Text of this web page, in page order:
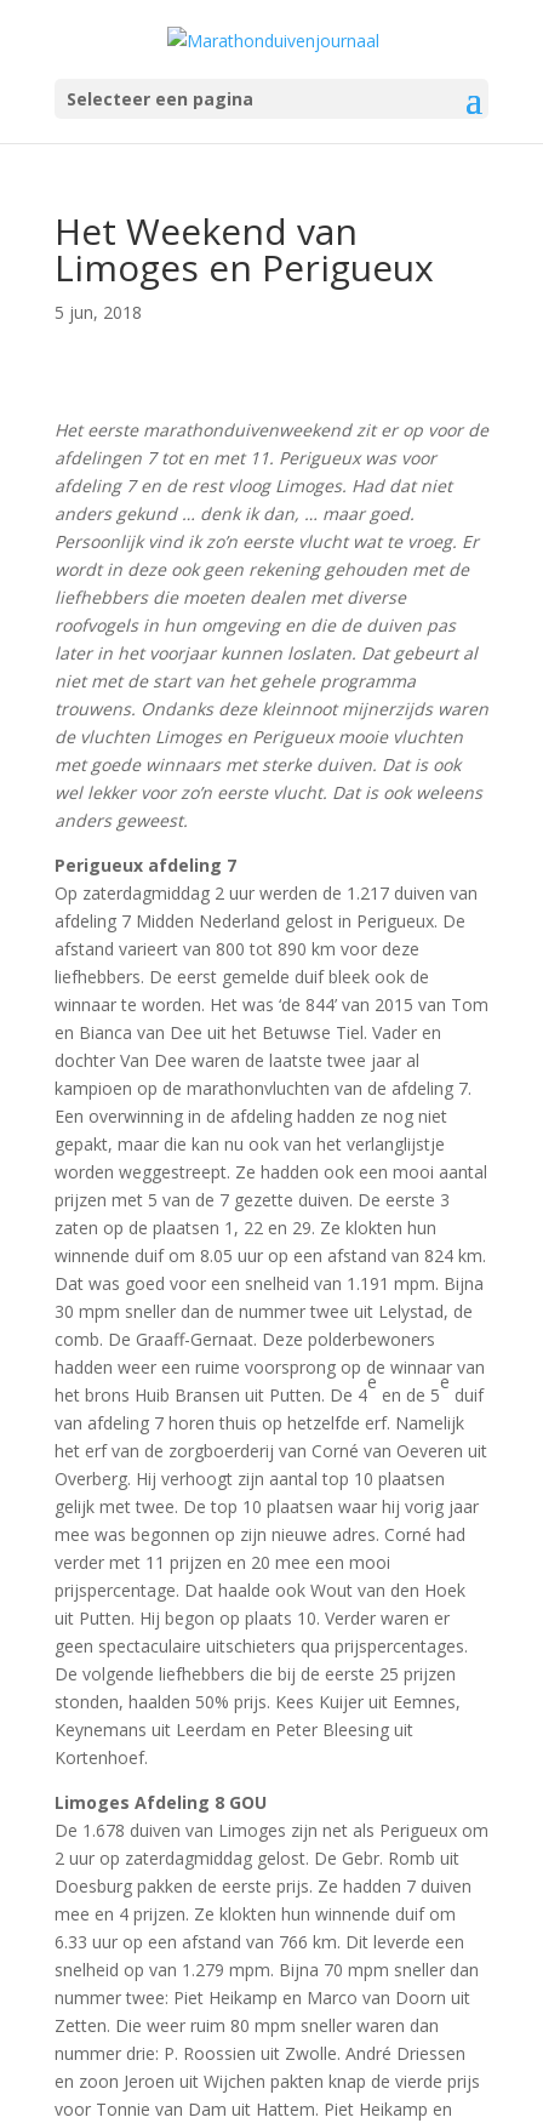
Selecteer een pagina
Het Weekend van
Limoges en Perigueux
5 jun, 2018
Het eerste marathonduivenweekend zit er op voor de
afdelingen 7 tot en met 11. Perigueux was voor
afdeling 7 en de rest vloog Limoges. Had dat niet
anders gekund … denk ik dan, … maar goed.
Persoonlijk vind ik zo’n eerste vlucht wat te vroeg. Er
wordt in deze ook geen rekening gehouden met de
liefhebbers die moeten dealen met diverse
roofvogels in hun omgeving en die de duiven pas
later in het voorjaar kunnen loslaten. Dat gebeurt al
niet met de start van het gehele programma
trouwens. Ondanks deze kleinnoot mijnerzijds waren
de vluchten Limoges en Perigueux mooie vluchten
met goede winnaars met sterke duiven. Dat is ook
wel lekker voor zo’n eerste vlucht. Dat is ook weleens
anders geweest.
Perigueux afdeling 7
Op zaterdagmiddag 2 uur werden de 1.217 duiven van
afdeling 7 Midden Nederland gelost in Perigueux. De
afstand varieert van 800 tot 890 km voor deze
liefhebbers. De eerst gemelde duif bleek ook de
winnaar te worden. Het was ‘de 844’ van 2015 van Tom
en Bianca van Dee uit het Betuwse Tiel. Vader en
dochter Van Dee waren de laatste twee jaar al
kampioen op de marathonvluchten van de afdeling 7.
Een overwinning in de afdeling hadden ze nog niet
gepakt, maar die kan nu ook van het verlanglijstje
worden weggestreept. Ze hadden ook een mooi aantal
prijzen met 5 van de 7 gezette duiven. De eerste 3
zaten op de plaatsen 1, 22 en 29. Ze klokten hun
winnende duif om 8.05 uur op een afstand van 824 km.
Dat was goed voor een snelheid van 1.191 mpm. Bijna
30 mpm sneller dan de nummer twee uit Lelystad, de
comb. De Graaff-Gernaat. Deze polderbewoners
hadden weer een ruime voorsprong op de winnaar van
het brons Huib Bransen uit Putten. De 4
e
en de 5
e
duif
van afdeling 7 horen thuis op hetzelfde erf. Namelijk
het erf van de zorgboerderij van Corné van Oeveren uit
Overberg. Hij verhoogt zijn aantal top 10 plaatsen
gelijk met twee. De top 10 plaatsen waar hij vorig jaar
mee was begonnen op zijn nieuwe adres. Corné had
verder met 11 prijzen en 20 mee een mooi
prijspercentage. Dat haalde ook Wout van den Hoek
uit Putten. Hij begon op plaats 10. Verder waren er
geen spectaculaire uitschieters qua prijspercentages.
De volgende liefhebbers die bij de eerste 25 prijzen
stonden, haalden 50% prijs. Kees Kuijer uit Eemnes,
Keynemans uit Leerdam en Peter Bleesing uit
Kortenhoef.
Limoges Afdeling 8 GOU
De 1.678 duiven van Limoges zijn net als Perigueux om
2 uur op zaterdagmiddag gelost. De Gebr. Romb uit
Doesburg pakken de eerste prijs. Ze hadden 7 duiven
mee en 4 prijzen. Ze klokten hun winnende duif om
6.33 uur op een afstand van 766 km. Dit leverde een
snelheid op van 1.279 mpm. Bijna 70 mpm sneller dan
nummer twee: Piet Heikamp en Marco van Doorn uit
Zetten. Die weer ruim 80 mpm sneller waren dan
nummer drie: P. Roossien uit Zwolle. André Driessen
en zoon Jeroen uit Wijchen pakten knap de vierde prijs
voor Tonnie van Dam uit Hattem. Piet Heikamp en